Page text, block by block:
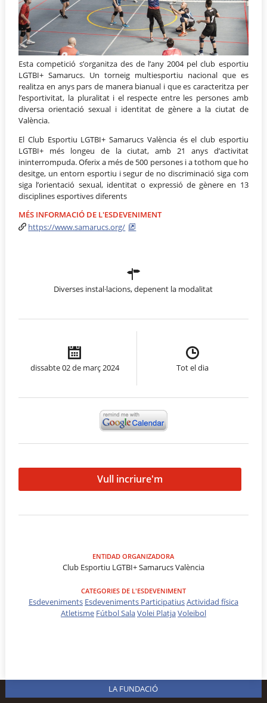
Esta competició s’organitza des de l’any 2004 pel club esportiu
LGTBI+ Samarucs. Un torneig multiesportiu nacional que es
realitza en anys pars de manera bianual i que es caracteritza per
l’esportivitat, la pluralitat i el respecte entre les persones amb
diversa orientació sexual i identitat de gènere a la ciutat de
València.
El Club Esportiu LGTBI+ Samarucs València és el club esportiu
LGTBI+ més longeu de la ciutat, amb 21 anys d’activitat
ininterrompuda. Oferix a més de 500 persones i a tothom que ho
desitge, un entorn esportiu i segur de no discriminació siga com
siga l’orientació sexual, identitat o expressió de gènere en 13
disciplines esportives diferents
MÉS INFORMACIÓ DE L'ESDEVENIMENT
https://www.samarucs.org/
Diverses instal·lacions, depenent la modalitat
dissabte 02 de març 2024 Tot el dia
Vull incriure'm
ENTIDAD ORGANIZADORA
Club Esportiu LGTBI+ Samarucs València
CATEGORIES DE L'ESDEVENIMENT
Esdeveniments Esdeveniments ParticipatiusActividad física
Atletisme Fútbol SalaVolei PlatjaVoleibol
LA FUNDACIÓ